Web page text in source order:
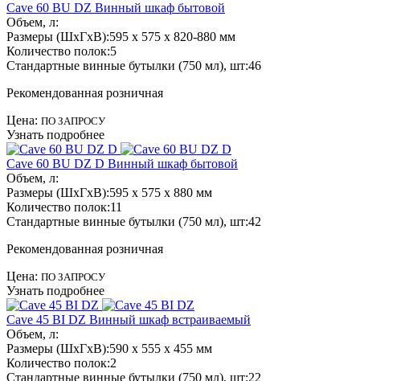
Cave 60 BU DZ Винный шкаф бытовой
Объем, л:
Размеры (ШхГхВ):595 x 575 x 820-880 мм
Количество полок:5
Стандартные винные бутылки (750 мл), шт:46
Рекомендованная розничная
Цена: ПО ЗАПРОСУ
Узнать подробнее
Cave 60 BU DZ D Винный шкаф бытовой
Объем, л:
Размеры (ШхГхВ):595 x 575 x 880 мм
Количество полок:11
Стандартные винные бутылки (750 мл), шт:42
Рекомендованная розничная
Цена: ПО ЗАПРОСУ
Узнать подробнее
Cave 45 BI DZ Винный шкаф встраиваемый
Объем, л:
Размеры (ШхГхВ):590 x 555 x 455 мм
Количество полок:2
Стандартные винные бутылки (750 мл), шт:22